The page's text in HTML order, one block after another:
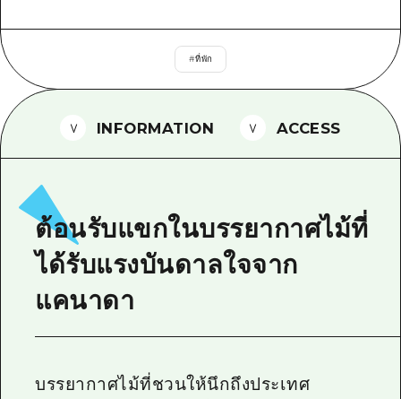
การรักษา
ธรรมชาติ
ฮิโรชิม่า ฟรี Wi-Fi
คำถามที่พบบ่อย
ดาวน์โหลดรูปภาพ
ข้อมูลการขนส่งระหว่างเกิดภัยพิบัติ
#ที่พัก
INFORMATION ACCESS
ต้อนรับแขกในบรรยากาศไม้ที่
ได้รับแรงบันดาลใจจาก
แคนาดา
บรรยากาศไม้ที่ชวนให้นึกถึงประเทศ